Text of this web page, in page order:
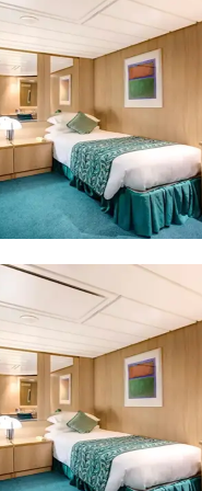
passo dalle meraviglie
offre molto ai turisti che
vie del centro storico
Fontana di Vanvitelli. Da
o la Porta Livorno
Da non perdere l’antico
romani.